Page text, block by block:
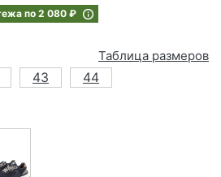
по 2 080 ₽
Таблица размеров
43 44